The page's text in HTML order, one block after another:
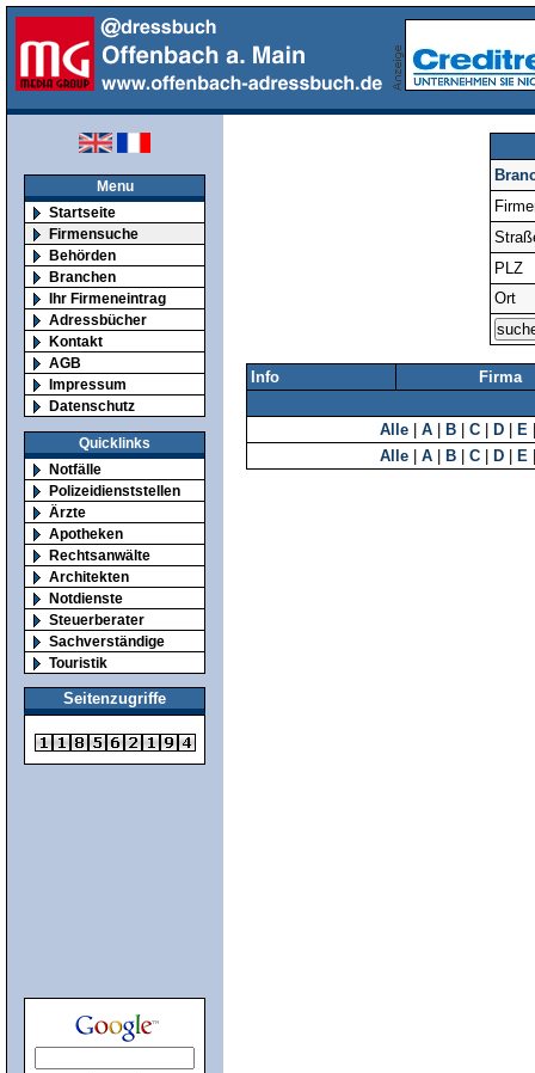
Menu
Startseite
Firmensuche
Behörden
Branchen
Ihr Firmeneintrag
Adressbücher
Kontakt
AGB
Impressum
Datenschutz
Quicklinks
Notfälle
Polizeidienststellen
Ärzte
Apotheken
Rechtsanwälte
Architekten
Notdienste
Steuerberater
Sachverständige
Touristik
Seitenzugriffe
PLZ
Ort
Info Firma
Alle A B C D E
Alle
A B C D E